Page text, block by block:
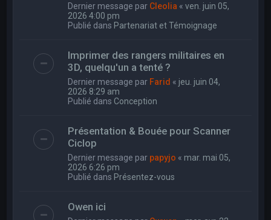
Dernier message par Cleolia «ven. juin 05,
2026 4:00 pm
Publié dans Partenariat et Témoignage
Imprimer des rangers militaires en
3D, quelqu'un a tenté ?
Dernier message par Farid « jeu. juin 04,
2026 8:29 am
Publié dans Conception
Présentation & Bouée pour Scanner
Ciclop
Dernier message par papyjo « mar. mai 05,
2026 6:26 pm
Publié dans Présentez-vous
Owen ici